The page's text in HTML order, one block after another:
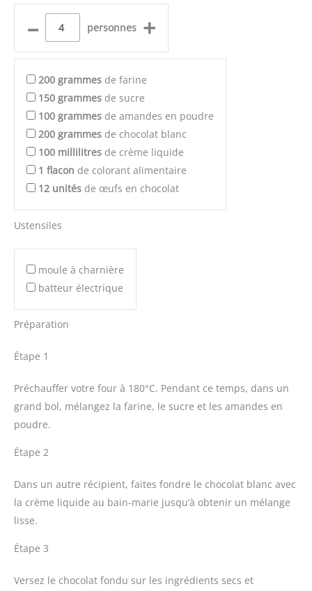
– personnes +
200 grammes de farine
150 grammes de sucre
100 grammes de amandes en poudre
200 grammes de chocolat blanc
100 millilitres de crème liquide
1 flacon de colorant alimentaire
12 unités de œufs en chocolat
Ustensiles
moule à charnière
batteur électrique
Préparation
Étape 1
Préchauffer votre four à 180°C. Pendant ce temps, dans un
grand bol, mélangez la farine, le sucre et les amandes en
poudre.
Étape 2
Dans un autre récipient, faites fondre le chocolat blanc avec
la crème liquide au bain-marie jusqu’à obtenir un mélange
lisse.
Étape 3
Versez le chocolat fondu sur les ingrédients secs et